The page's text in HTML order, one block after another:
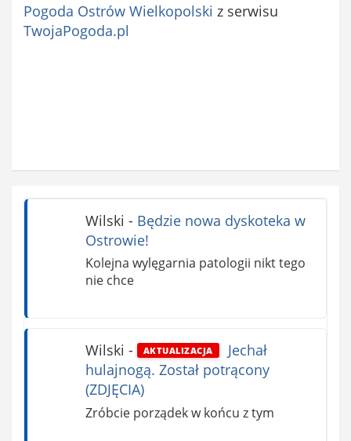
Pogoda Ostrów Wielkopolski z serwisu
TwojaPogoda.pl
Wilski - Będzie nowa dyskoteka w
Ostrowie!
Kolejna wylęgarnia patologii nikt tego
nie chce
Wilski - AKTUALIZACJA
Jechał
hulajnogą. Został potrącony
(ZDJĘCIA)
Zróbcie porządek w końcu z tym